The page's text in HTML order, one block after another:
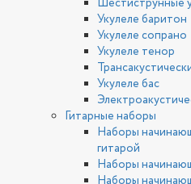
Шестиструнные
Укулеле баритон
Укулеле сопрано
Укулеле тенор
Укулеле бас
Гитарные наборы
Наборы
гитарой
Наборы
Наборы